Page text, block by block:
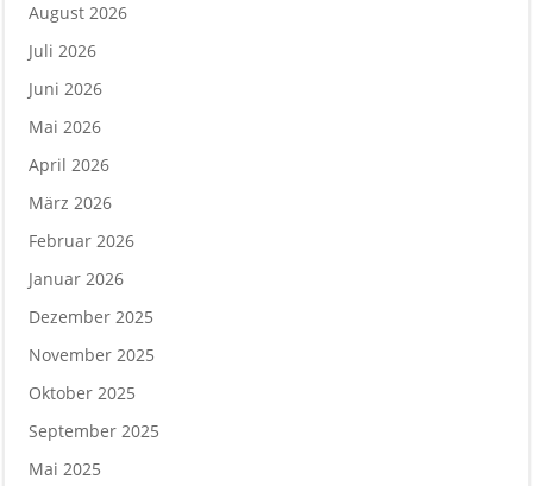
August 2026
Juli 2026
Juni 2026
Mai 2026
April 2026
März 2026
Februar 2026
Januar 2026
Dezember 2025
November 2025
Oktober 2025
September 2025
Mai 2025